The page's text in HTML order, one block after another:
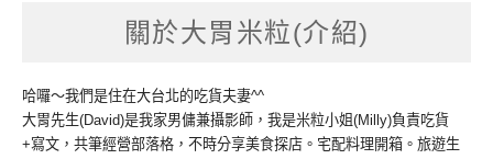
關於大胃米粒(介紹)
哈囉～我們是住在大台北的吃貨夫妻^^
大胃先生(David)是我家男傭兼攝影師，我是米粒小姐(Milly)負責吃貨
+寫文，共筆經營部落格，不時分享美食探店。宅配料理開箱。旅遊生